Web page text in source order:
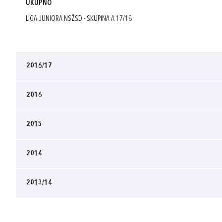
UKUPNO
LIGA JUNIORA NSŽSD - SKUPINA A 17/18
2016/17
2016
2015
2014
2013/14